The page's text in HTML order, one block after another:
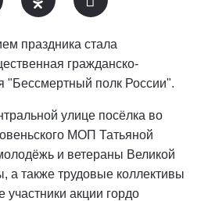
праздника стала
гражданско-
"Бессмертный полк России".
улице посёлка во
МОП Татьяной
и ветераны Великой
а также трудовые коллективы
участники акции гордо